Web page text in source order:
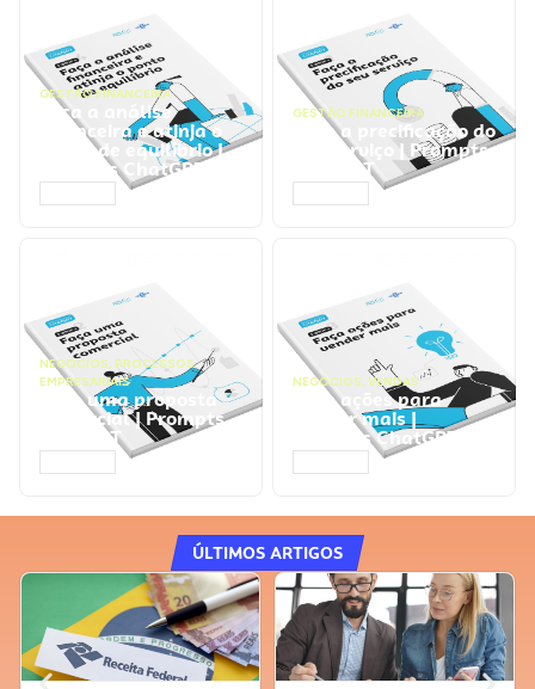
GESTÃO FINANCEIRA
Faça a análise
financeira e atinja o
ponto de equilíbrio |
Prompts ChatGPT
GESTÃO FINANCEIRA
Faça a precificação do
seu serviço | Prompts
ChatGPT
NEGÓCIOS, PROCESSOS
EMPRESARIAIS
Faça uma proposta
comercial | Prompts
ChatGPT
NEGÓCIOS, VENDAS
Faça ações para
vender mais |
Prompts ChatGPT
ÚLTIMOS ARTIGOS